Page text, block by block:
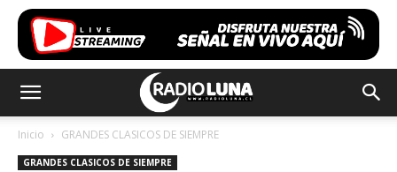
Inicio GRANDES CLASICOS DE SIEMPRE
GRANDES CLASICOS DE SIEMPRE